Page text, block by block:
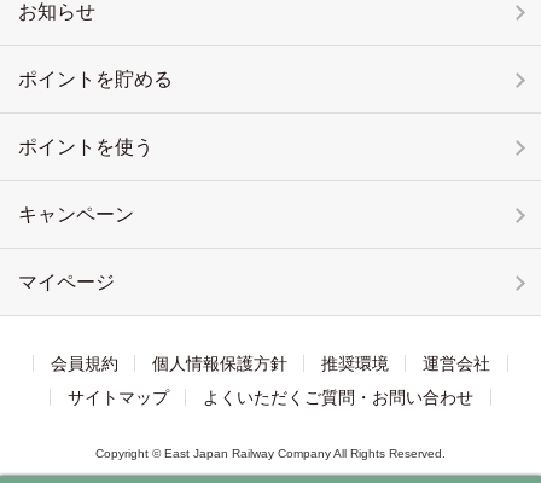
お知らせ
ポイントを貯める
ポイントを使う
キャンペーン
マイページ
会員規約 個人情報保護方針 推奨環境
運営会社
サイトマップ
よくいただくご質問・お問い合わせ
Copyright © East Japan Railway Company All Rights Reserved.